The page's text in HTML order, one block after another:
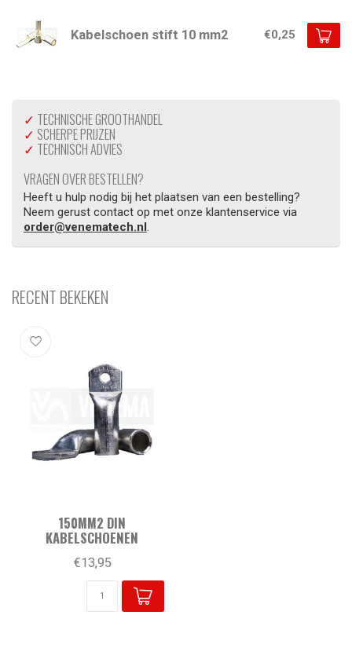
Kabelschoen stift 10 mm2 €0,25
✓ TECHNISCHE GROOTHANDEL
✓ SCHERPE PRIJZEN
✓ TECHNISCH ADVIES
VRAGEN OVER BESTELLEN?
Heeft u hulp nodig bij het plaatsen van een bestelling?
Neem gerust contact op met onze klantenservice via
order@venematech.nl.
RECENT BEKEKEN
150MM2 DIN
KABELSCHOENEN
€13,95